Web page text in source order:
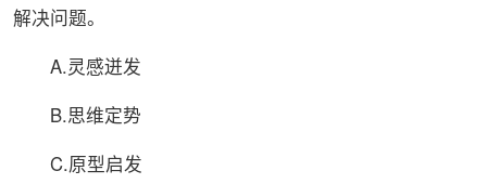
解决问题。
A.灵感迸发
B.思维定势
C.原型启发